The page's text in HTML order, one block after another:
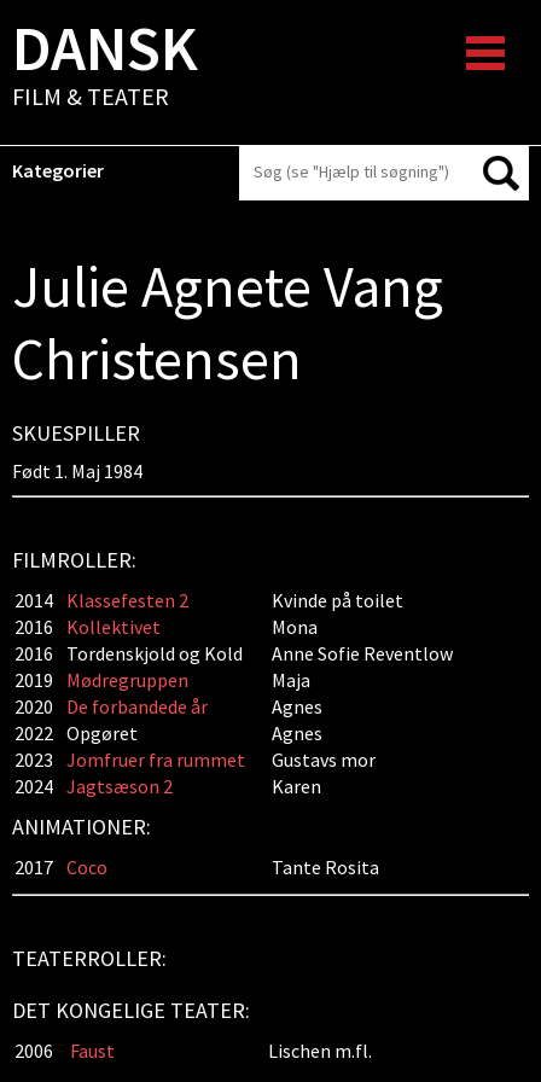
DANSK
FILM & TEATER
Kategorier
Julie Agnete Vang
Christensen
SKUESPILLER
Født 1. Maj 1984
FILMROLLER:
2014 Klassefesten 2
Kvinde på toilet
2016
Kollektivet
Mona
2016
Tordenskjold og Kold
Anne Sofie Reventlow
2019
Mødregruppen
Maja
2020
De forbandede år
Agnes
2022 Opgøret
Agnes
2023 Jomfruer fra rummet
Gustavs mor
2024 Jagtsæson 2 Karen
ANIMATIONER:
2017 Coco Tante Rosita
TEATERROLLER:
DET KONGELIGE TEATER:
2006 Faust Lischen m.fl.